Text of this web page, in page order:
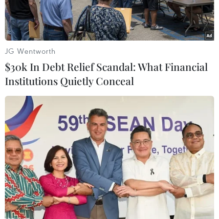
HLV Unai Emery bị Arsenal sa thải. (Nguồn: Getty Images)
Ban lãnh đạo Arsenal cuối cùng cũng đã chính
thức đưa ra quyết định sa thải huấn luyện viên
Unai Emery, chưa đầy 1 ngày sau trận thua 1-2
trước Frankfurt tại vòng bảng Europa League.
JG Wentworth
$30k In Debt Relief Scandal: What Financial
Institutions Quietly Conceal